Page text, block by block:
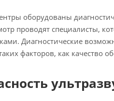
оборудованы
проводят специалисты,
Диагностические
факторов, как качество